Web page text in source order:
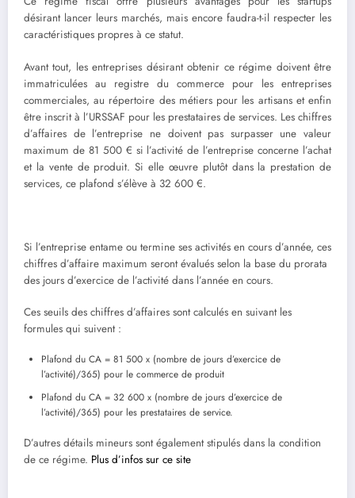
désirant lancer leurs marchés, mais encore faudra-t-il respecter les
caractéristiques propres à ce statut.
Avant tout, les entreprises désirant obtenir ce régime doivent être
immatriculées au registre du commerce pour les entreprises
commerciales, au répertoire des métiers pour les artisans et enfin
être inscrit à l’URSSAF pour les prestataires de services. Les chiffres
d’affaires de l’entreprise ne doivent pas surpasser une valeur
maximum de 81 500 € si l’activité de l’entreprise concerne l’achat
et la vente de produit. Si elle œuvre plutôt dans la prestation de
services, ce plafond s’élève à 32 600 €.
Si l’entreprise entame ou termine ses activités en cours d’année, ces
chiffres d’affaire maximum seront évalués selon la base du prorata
des jours d’exercice de l’activité dans l’année en cours.
Ces seuils des chiffres d’affaires sont calculés en suivant les
formules qui suivent :
Plafond du CA = 81 500 x (nombre de jours d’exercice de
l’activité)/365) pour le commerce de produit
Plafond du CA = 32 600 x (nombre de jours d’exercice de
l’activité)/365) pour les prestataires de service.
D’autres détails mineurs sont également stipulés dans la condition
de ce régime. Plus d’infos sur ce site